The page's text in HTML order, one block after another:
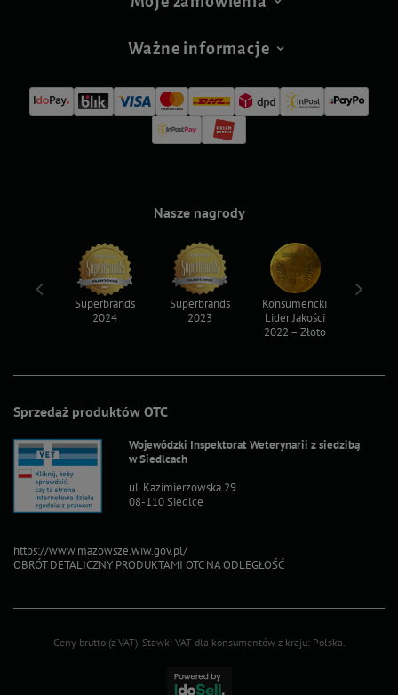
Ważne informacje
Sprzedaż produktów OTC
Wojewódzki Inspektorat Weterynarii z siedzibą
w Siedlcach
ul. Kazimierzowska 29
08-110 Siedlce
https://www.mazowsze.wiw.gov.pl/
OBRÓT DETALICZNY PRODUKTAMI OTC NA ODLEGŁOŚĆ
Nasze nagrody
Superbrands
2024
Superbrands
2023
Konsumencki
Lider Jakości
2022 – Złoto
Ceny brutto (z VAT). Stawki VAT dla konsumentów z kraju: Polska